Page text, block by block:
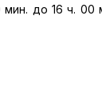
до 16 ч. 00